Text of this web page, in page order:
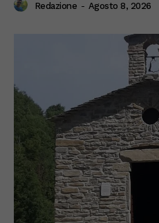
Redazione - Agosto 8, 2026